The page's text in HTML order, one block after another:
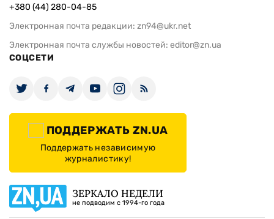
+380 (44) 280-04-85
Электронная почта редакции: zn94@ukr.net
Электронная почта службы новостей: editor@zn.ua
СОЦСЕТИ
ПОДДЕРЖАТЬ ZN.UA
Поддержать независимую
журналистику!
ЗЕРКАЛО НЕДЕЛИ
не подводим с 1994-го года